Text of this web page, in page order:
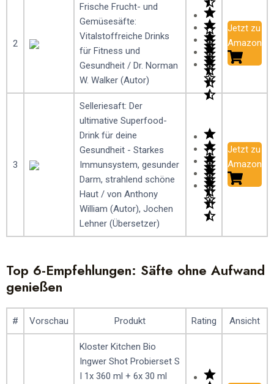
2
Frische Frucht- und
Gemüsesäfte:
Vitalstoffreiche Drinks
für Fitness und
Gesundheit / Dr. Norman
W. Walker (Autor)
Jetzt zu
Amazon
3
Selleriesaft: Der
ultimative Superfood-
Drink für deine
Gesundheit - Starkes
Immunsystem, gesunder
Darm, strahlend schöne
Haut / von Anthony
William (Autor), Jochen
Lehner (Übersetzer)
Jetzt zu
Amazon
Top 6-Empfehlungen: Säfte ohne Aufwand
genießen
# Vorschau Produkt Rating Ansicht
Kloster Kitchen Bio
Ingwer Shot Probierset S
I 1x 360 ml + 6x 30 ml